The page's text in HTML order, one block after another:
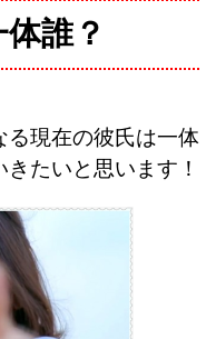
誰？
る現在の彼氏は一体
たいと思います！